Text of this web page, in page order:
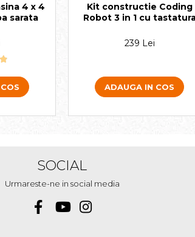
4 x 4
sarata
Kit constructie Coding
Robot 3 in 1 cu
239 Lei
ADAUGA IN COS
SOCIAL
Urmareste-ne in social media